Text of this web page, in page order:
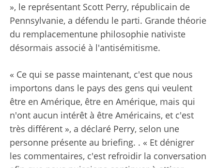
», le représentant Scott Perry, républicain de
Pennsylvanie, a défendu le parti. Grande théorie
du remplacementune philosophie nativiste
désormais associé à l'antisémitisme.
« Ce qui se passe maintenant, c'est que nous
importons dans le pays des gens qui veulent
être en Amérique, être en Amérique, mais qui
n'ont aucun intérêt à être Américains, et c'est
très différent », a déclaré Perry, selon une
personne présente au briefing. . « Et dénigrer
les commentaires, c'est refroidir la conversation